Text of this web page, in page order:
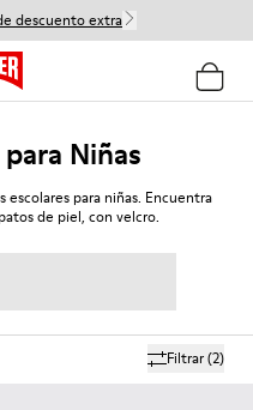
descuento extra
Niñas
para niñas. Encuentra
de piel, con velcro.
Filtrar(2)